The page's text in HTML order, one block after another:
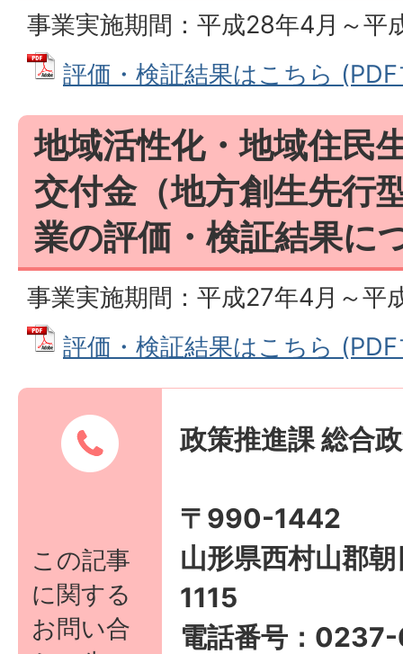
事業実施期間：平成28年4月～平
評価・検証結果はこちら
地域活性化・地域住民
交付金（地方創生先行
業の評価・検証結果に
事業実施期間：平成27年4月～平
評価・検証結果はこちら
この記事
に関する
お問い合
政策推進課 総合
〒990-1442
山形県西村山郡
1115
電話番号：